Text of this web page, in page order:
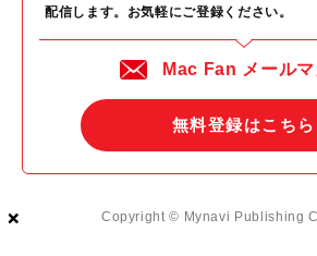
×
×
×
配信します。お気軽にご登録ください。
Mac Fan メール
無料登録はこちら
Copyright © Mynavi Publishing